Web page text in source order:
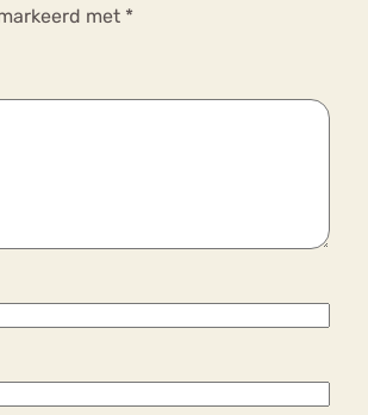
met *